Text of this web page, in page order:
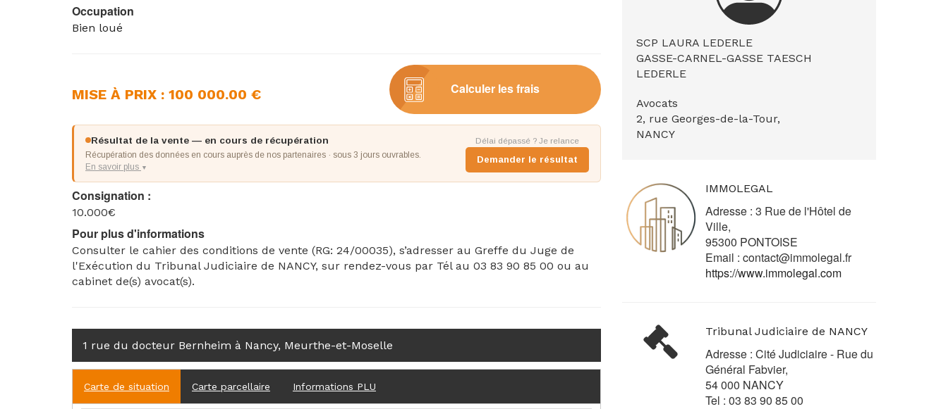
Occupation
Bien loué
MISE À PRIX : 100 000.00 € Calculer les frais
Résultat de la vente — en cours de récupération
Récupération des données en cours auprès de nos partenaires · sous 3 jours ouvrables.
En savoir plus ▼
Délai dépassé ? Je relance
Demander le résultat
Consignation :
10.000€
Pour plus d'informations
Consulter le cahier des conditions de vente (RG: 24/00035), s’adresser au Greffe du Juge de
l'Exécution du Tribunal Judiciaire de NANCY, sur rendez-vous par Tél au 03 83 90 85 00 ou au
cabinet de(s) avocat(s).
1 rue du docteur Bernheim à Nancy, Meurthe-et-Moselle
Carte de situation Carte parcellaire Informations PLU
SCP LAURA LEDERLE
GASSE-CARNEL-GASSE TAESCH
LEDERLE
Avocats
2, rue Georges-de-la-Tour,
NANCY
IMMOLEGAL
Adresse : 3 Rue de l'Hôtel de
Ville,
95300 PONTOISE
Email : contact@immolegal.fr
https://www.immolegal.com
Tribunal Judiciaire de NANCY
Adresse : Cité Judiciaire - Rue du
Général Fabvier,
54 000 NANCY
Tel : 03 83 90 85 00